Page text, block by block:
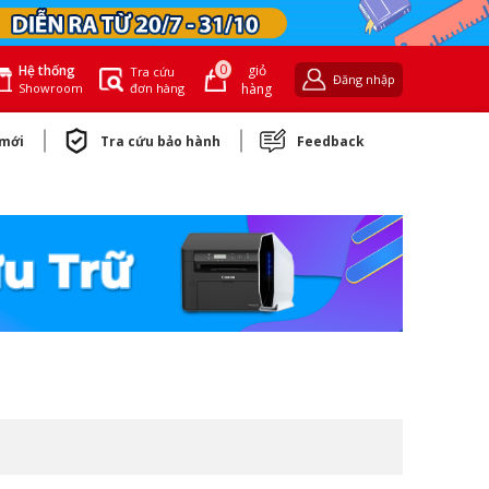
Hệ thống
Showroom
Tra cứu
đơn hàng
0
giỏ
hàng
Đăng nhập
Tra cứu bảo hành Feedback